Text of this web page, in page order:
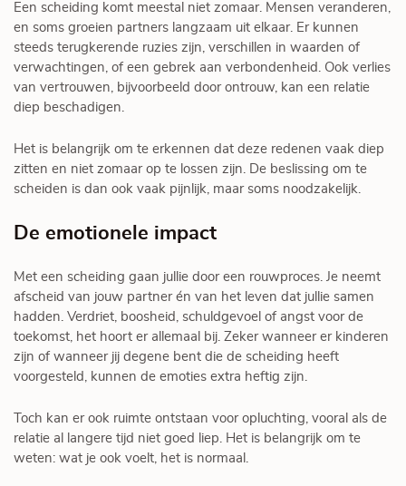
Een scheiding komt meestal niet zomaar. Mensen veranderen,
en soms groeien partners langzaam uit elkaar. Er kunnen
steeds terugkerende ruzies zijn, verschillen in waarden of
verwachtingen, of een gebrek aan verbondenheid. Ook verlies
van vertrouwen, bijvoorbeeld door ontrouw, kan een relatie
diep beschadigen.
Het is belangrijk om te erkennen dat deze redenen vaak diep
zitten en niet zomaar op te lossen zijn. De beslissing om te
scheiden is dan ook vaak pijnlijk, maar soms noodzakelijk.
De emotionele impact
Met een scheiding gaan jullie door een rouwproces. Je neemt
afscheid van jouw partner én van het leven dat jullie samen
hadden. Verdriet, boosheid, schuldgevoel of angst voor de
toekomst, het hoort er allemaal bij. Zeker wanneer er kinderen
zijn of wanneer jij degene bent die de scheiding heeft
voorgesteld, kunnen de emoties extra heftig zijn.
Toch kan er ook ruimte ontstaan voor opluchting, vooral als de
relatie al langere tijd niet goed liep. Het is belangrijk om te
weten: wat je ook voelt, het is normaal.